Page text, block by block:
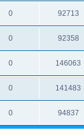
0 92713
0 92358
0 146063
0 141483
0 94837